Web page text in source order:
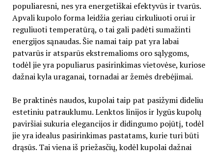
populiaresni, nes yra energetiškai efektyvūs ir tvarūs.
Apvali kupolo forma leidžia geriau cirkuliuoti orui ir
reguliuoti temperatūrą, o tai gali padėti sumažinti
energijos sąnaudas. Šie namai taip pat yra labai
patvarūs ir atsparūs ekstremalioms oro sąlygoms,
todėl jie yra populiarus pasirinkimas vietovėse, kuriose
dažnai kyla uraganai, tornadai ar žemės drebėjimai.
Be praktinės naudos, kupolai taip pat pasižymi dideliu
estetiniu patrauklumu. Lenktos linijos ir lygūs kupolų
paviršiai sukuria elegancijos ir didingumo pojūtį, todėl
jie yra idealus pasirinkimas pastatams, kurie turi būti
drąsūs. Tai viena iš priežasčių, kodėl kupolai dažnai